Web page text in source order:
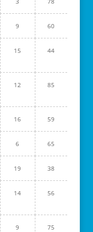
9 60
15 44
12 85
16 59
6 65
19 38
14 56
9 75